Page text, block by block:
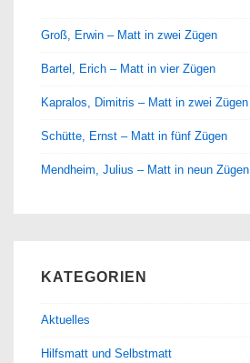
Groß, Erwin – Matt in zwei Zügen
Bartel, Erich – Matt in vier Zügen
Kapralos, Dimitris – Matt in zwei Zügen
Schütte, Ernst – Matt in fünf Zügen
Mendheim, Julius – Matt in neun Zügen
KATEGORIEN
Aktuelles
Hilfsmatt und Selbstmatt